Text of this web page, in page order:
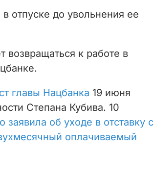
отпуске до увольнения ее
возвращаться к работе в
главы Нацбанка 19 июня
Степана Кубива. 10
заявила об уходе в отставку с
оплачиваемый